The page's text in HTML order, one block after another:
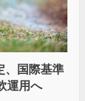
、国際基準
運用へ